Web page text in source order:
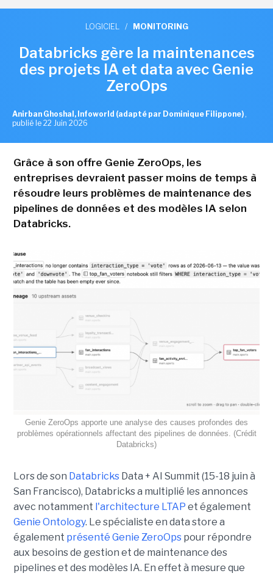
LOGICIEL / MONITORING
Databricks gère la maintenances
des projets IA et data avec Genie
ZeroOps
Anirban Ghoshal, Infoworld (adapté par Dominique Filippone) ,
publié le 22 Juin 2026
Grâce à son offre Genie ZeroOps, les
entreprises devraient passer moins de temps à
résoudre leurs problèmes de maintenance des
pipelines de données et des modèles IA selon
Databricks.
Genie ZeroOps apporte une analyse des causes profondes des
problèmes opérationnels affectant des pipelines de données. (Crédit
Databricks)
Lors de son DatabricksData + AI Summit (15-18 juin à
San Francisco), Databricks a multiplié les annonces
avec notamment l'architecture LTAP et également
Genie Ontology. Le spécialiste en data store a
également présenté Genie ZeroOpspour répondre
aux besoins de gestion et de maintenance des
pipelines et des modèles IA. En effet à mesure que